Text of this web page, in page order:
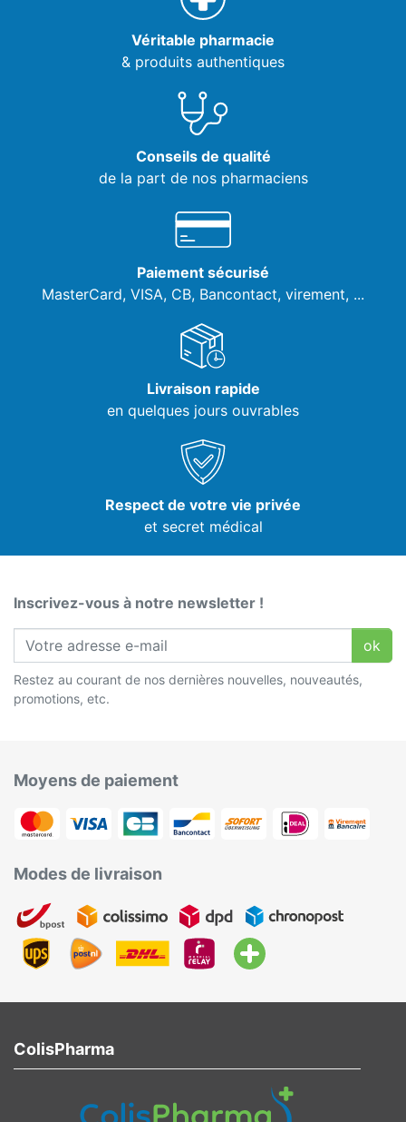
Véritable pharmacie
& produits authentiques
Conseils de qualité
de la part de nos pharmaciens
Paiement sécurisé
MasterCard, VISA, CB, Bancontact, virement, ...
Livraison rapide
en quelques jours ouvrables
Respect de votre vie privée
et secret médical
Inscrivez-vous à notre newsletter !
ok
Restez au courant de nos dernières nouvelles, nouveautés,
promotions, etc.
Moyens de paiement
Modes de livraison
ColisPharma